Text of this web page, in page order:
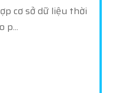
cơ sở dữ liệu thời
p...